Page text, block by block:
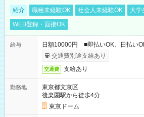
紹介 職種未経験OK 社会人未経験OK 大学
WEB登録・面接OK
給与
日額10000円 ■即払いOK、日払い
交通費別途支給あり
交通費 支給あり
勤務地
東京都文京区
後楽園駅から徒歩4分
東京ドーム